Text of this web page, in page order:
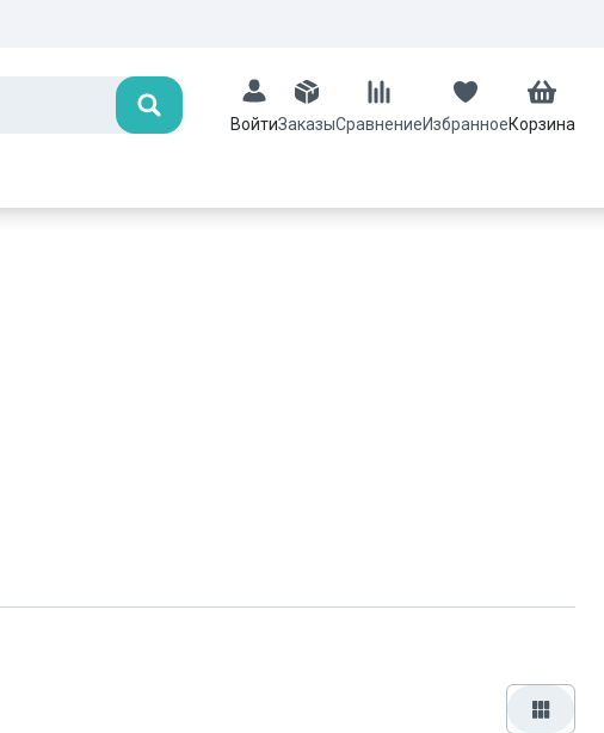
Поиск
ВойтиЗаказыСравнениеИзбранноеКорзина